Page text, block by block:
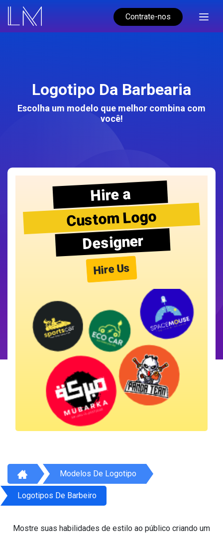
Contrate-nos
Logotipo Da Barbearia
Escolha um modelo que melhor combina com
você!
Hire a
Custom Logo
Designer
Hire Us
Modelos De Logotipo
Logotipos De Barbeiro
Mostre suas habilidades de estilo ao público criando um